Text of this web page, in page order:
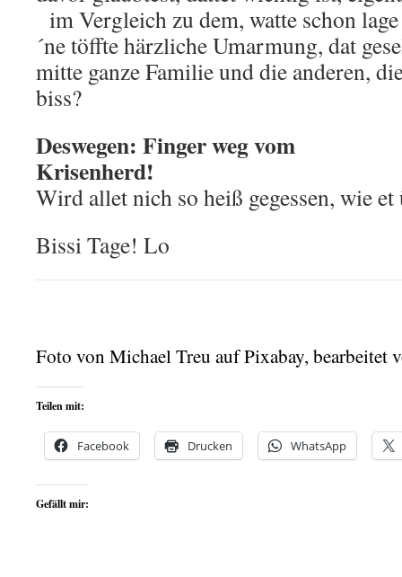
im Vergleich zu dem, watte schon
´ne töffte härzliche Umarmung, dat
mitte ganze Familie und die anderen,
biss?
Deswegen: Finger weg vom
Wird allet nich so heiß gegessen, wie
Bissi Tage! Lo
Foto von Michael Treu auf Pixabay, bearbeitet
Teilen mit:
Facebook Drucken WhatsApp
Gefällt mir: